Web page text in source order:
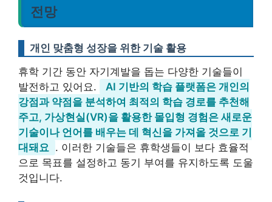
전망
개인 맞춤형 성장을 위한 기술 활용
휴학 기간 동안 자기계발을 돕는 다양한 기술들이
발전하고 있어요.
AI 기반의 학습 플랫폼은 개인의
강점과 약점을 분석하여 최적의 학습 경로를 추천해
주고, 가상현실(VR)을 활용한 몰입형 경험은 새로운
기술이나 언어를 배우는 데 혁신을 가져올 것으로 기
대돼요 . 이러한 기술들은 휴학생들이 보다 효율적
으로 목표를 설정하고 동기 부여를 유지하도록 도울
것입니다.